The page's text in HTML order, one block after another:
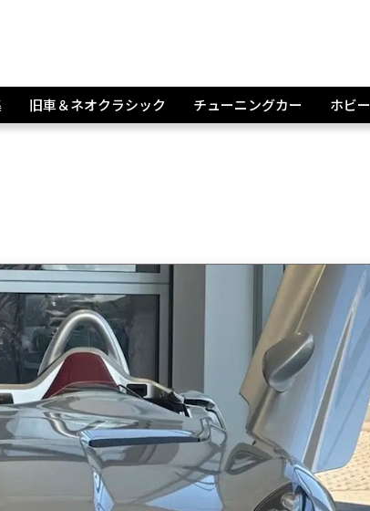
旧車＆ネオクラシック チューニングカー ホビー